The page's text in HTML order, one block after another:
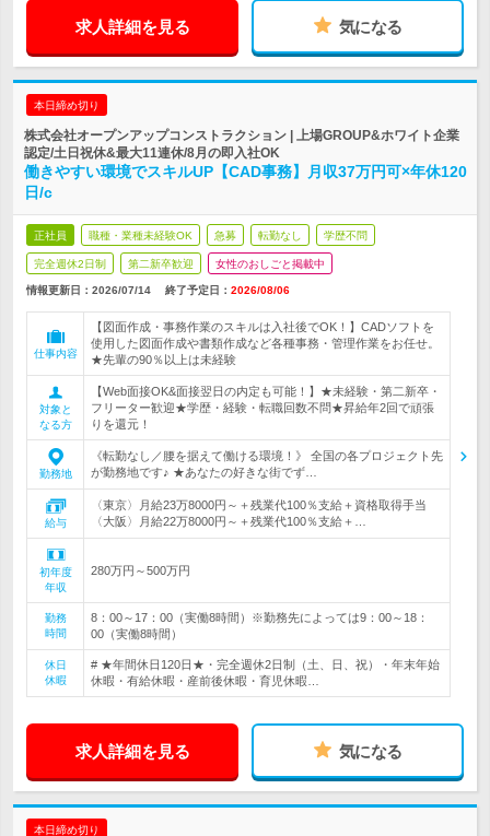
求人詳細を見る 気になる
本日締め切り
株式会社オープンアップコンストラクション | 上場GROUP&ホワイト企業
認定/土日祝休&最大11連休/8月の即入社OK
働きやすい環境でスキルUP【CAD事務】月収37万円可×年休120
日/c
正社員 職種・業種未経験OK 急募 転勤なし 学歴不問
完全週休2日制 第二新卒歓迎 女性のおしごと掲載中
情報更新日：2026/07/14 終了予定日： 2026/08/06
仕事内容
【図面作成・事務作業のスキルは入社後でOK！】CADソフトを
使用した図面作成や書類作成など各種事務・管理作業をお任せ。
★先輩の90％以上は未経験
対象と
なる方
【Web面接OK&面接翌日の内定も可能！】★未経験・第二新卒・
フリーター歓迎★学歴・経験・転職回数不問★昇給年2回で頑張
りを還元！
勤務地
《転勤なし／腰を据えて働ける環境！》 全国の各プロジェクト先
が勤務地です♪ ★あなたの好きな街でず…
給与
〈東京〉月給23万8000円～＋残業代100％支給＋資格取得手当
〈大阪〉月給22万8000円～＋残業代100％支給＋…
初年度
年収
280万円～500万円
勤務
時間
8：00～17：00（実働8時間）※勤務先によっては9：00～18：
00（実働8時間）
休日
休暇
# ★年間休日120日★・完全週休2日制（土、日、祝）・年末年始
休暇・有給休暇・産前後休暇・育児休暇…
求人詳細を見る 気になる
本日締め切り